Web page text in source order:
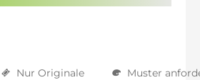
Nur Originale Muster